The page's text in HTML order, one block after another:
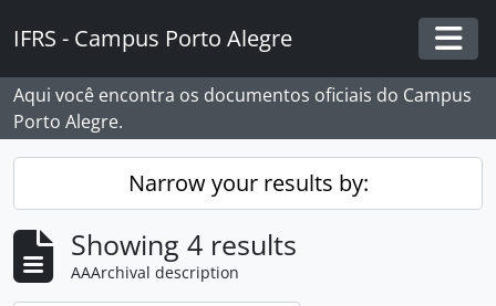
IFRS - Campus Porto Alegre
Aqui você encontra os documentos oficiais do Campus
Porto Alegre.
Narrow your results by:
Showing 4 results
AAArchival description